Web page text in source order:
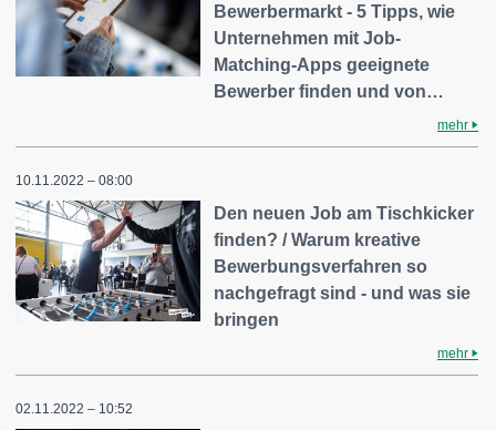
Bewerbermarkt - 5 Tipps, wie
Unternehmen mit Job-
Matching-Apps geeignete
Bewerber finden und von…
mehr
10.11.2022 – 08:00
Den neuen Job am Tischkicker
finden? / Warum kreative
Bewerbungsverfahren so
nachgefragt sind - und was sie
bringen
mehr
02.11.2022 – 10:52